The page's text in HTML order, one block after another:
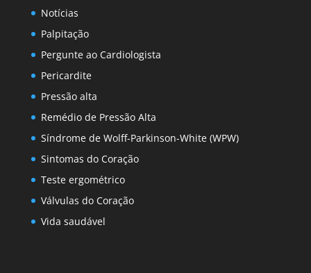
Notícias
Palpitação
Pergunte ao Cardiologista
Pericardite
Pressão alta
Remédio de Pressão Alta
Síndrome de Wolff-Parkinson-White (WPW)
Sintomas do Coração
Teste ergométrico
Válvulas do Coração
Vida saudável